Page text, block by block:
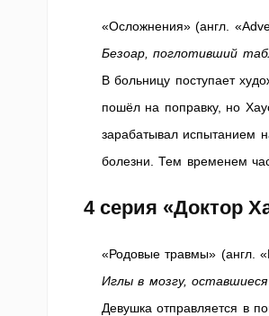
«Осложнения» (англ.
Безоар, поглотивший
В больницу поступает
пошёл на поправку, но
зарабатывал испытанием
болезни. Тем временем
4 серия «Доктор
«Родовые травмы» (англ.
Иглы в мозгу,
Девушка отправляется в